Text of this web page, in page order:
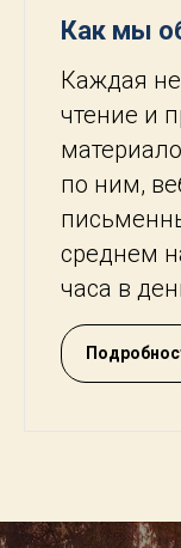
Как мы
Каждая
чтение и
по ним,
среднем
часа в